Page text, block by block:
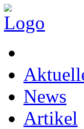
News
Artikel